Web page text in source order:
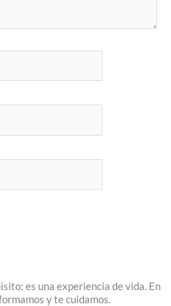
es una experiencia de vida. En
y te cuidamos.